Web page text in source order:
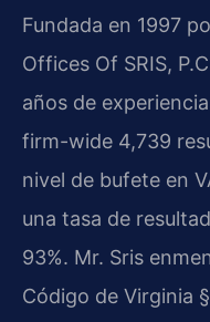
Fundada en 1997
Offices Of SRIS,
años de
firm-wide 4,739
nivel de bufete en
una tasa de
93%. Mr. Sris
Código de Virginia